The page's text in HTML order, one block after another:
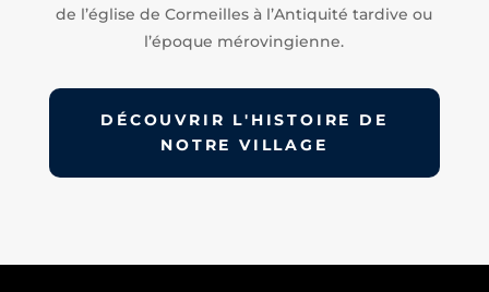
de l’église de Cormeilles à l’Antiquité tardive ou
l’époque mérovingienne.
DÉCOUVRIR L'HISTOIRE DE
NOTRE VILLAGE